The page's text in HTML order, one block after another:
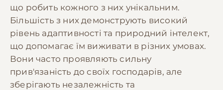
що робить кожного з них унікальним.
Більшість з них демонструють високий
рівень адаптивності та природний інтелект,
що допомагає їм виживати в різних умовах.
Вони часто проявляють сильну
прив'язаність до своїх господарів, але
зберігають незалежність та